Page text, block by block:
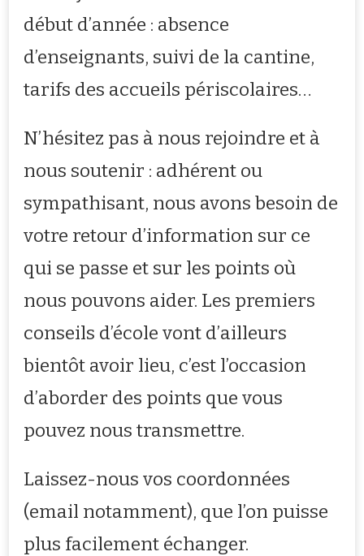
début d’année : absence
d’enseignants, suivi de la cantine,
tarifs des accueils périscolaires…
N’hésitez pas à nous rejoindre et à
nous soutenir : adhérent ou
sympathisant, nous avons besoin de
votre retour d’information sur ce
qui se passe et sur les points où
nous pouvons aider. Les premiers
conseils d’école vont d’ailleurs
bientôt avoir lieu, c’est l’occasion
d’aborder des points que vous
pouvez nous transmettre.
Laissez-nous vos coordonnées
(email notamment), que l’on puisse
plus facilement échanger.